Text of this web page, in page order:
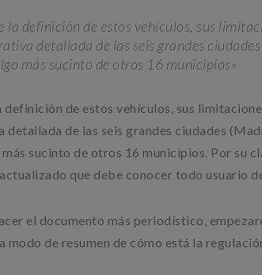
la definición de estos vehículos, sus
detallada de las seis grandes
más sucinto de otros 16 municipios»
definición de estos vehículos, sus
detallada de las seis grandes ciudades
sucinto de otros 16 municipios. Por su
que debe conocer todo usuario
el documento más periodístico,
modo de resumen de cómo está la